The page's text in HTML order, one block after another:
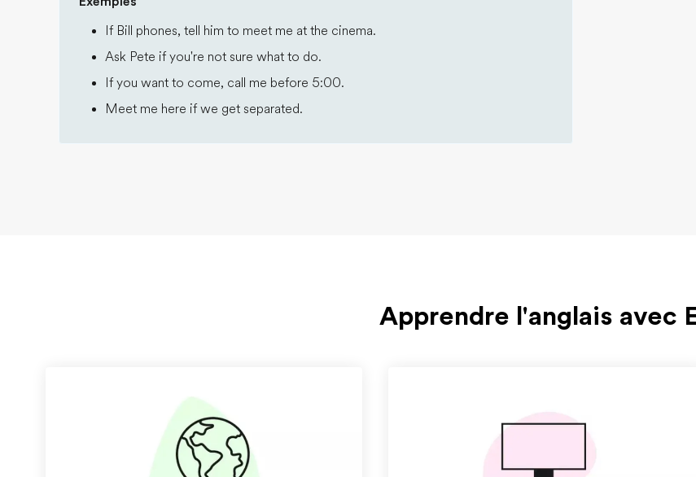
If Bill phones, tell him to meet me at the cinema.
Ask Pete if you're not sure what to do.
If you want to come, call me before 5:00.
Meet me here if we get separated.
Apprendre l'anglais avec